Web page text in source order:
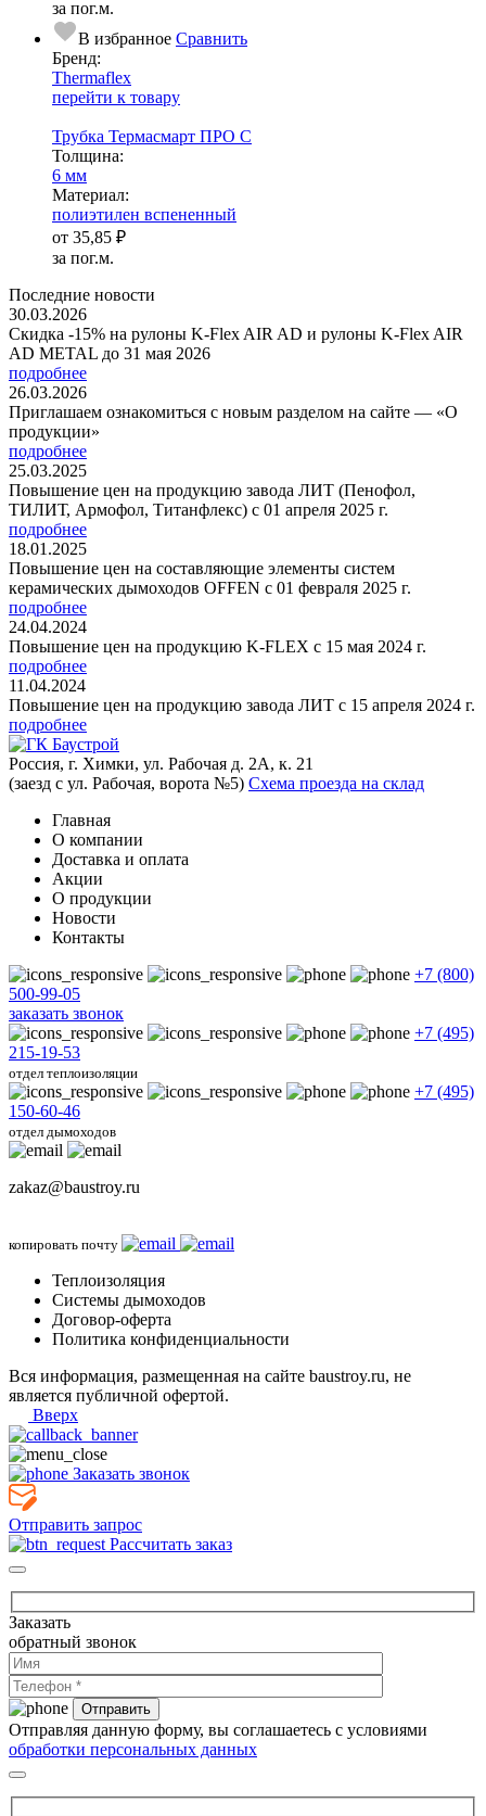
за пог.м.
В избранное Сравнить
Бренд:
Thermaflex
перейти к товару
Трубка Термасмарт ПРО С
Тол­щи­на:
6 мм
Ма­­те­­ри­­ал:
полиэтилен вспененный
от 35,85 ₽
за пог.м.
Последние новости
30.03.2026
Скидка -15% на рулоны K-Flex AIR AD и рулоны K-Flex AIR
AD METAL до 31 мая 2026
подробнее
26.03.2026
Приглашаем ознакомиться с новым разделом на сайте — «О
продукции»
подробнее
25.03.2025
Повышение цен на продукцию завода ЛИТ (Пенофол,
ТИЛИТ, Армофол, Титанфлекс) с 01 апреля 2025 г.
подробнее
18.01.2025
Повышение цен на составляющие элементы систем
керамических дымоходов OFFEN с 01 февраля 2025 г.
подробнее
24.04.2024
Повышение цен на продукцию K-FLEX с 15 мая 2024 г.
подробнее
11.04.2024
Повышение цен на продукцию завода ЛИТ с 15 апреля 2024 г.
подробнее
Россия, г. Химки, ул. Рабочая д. 2А, к. 21
(заезд с ул. Рабочая, ворота №5) Схема проезда на склад
Главная
О компании
Доставка и оплата
Акции
О продукции
Новости
Контакты
+7 (800)
500-99-05
заказать звонок
+7 (495)
215-19-53
отдел теплоизоляции
+7 (495)
150-60-46
отдел дымоходов
zakaz@baustroy.ru
копировать почту
Теплоизоляция
Системы дымоходов
Договор-оферта
Политика конфиденциальности
Вся информация, размещенная на сайте baustroy.ru, не
является публичной офертой.
Вверх
Заказать звонок
Отправить запрос
Рассчитать заказ
Заказать
обратный звонок
Отправляя данную форму, вы соглашаетесь с условиями
обработки персональных данных